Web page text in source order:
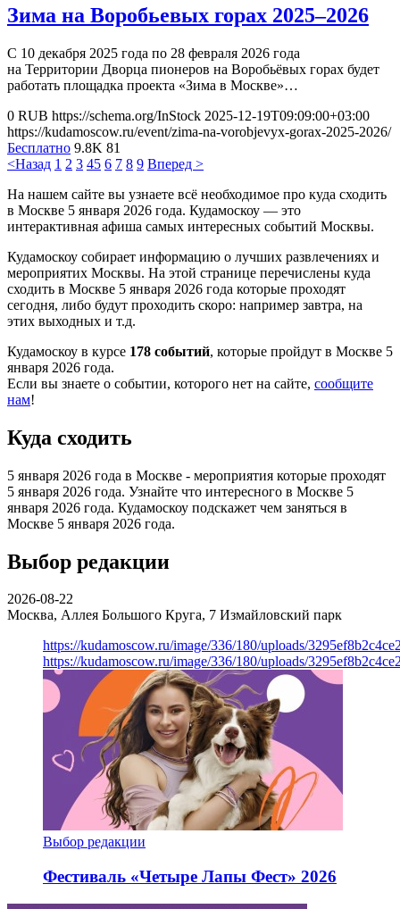
Зима на Воробьевых горах 2025–2026
С 10 декабря 2025 года по 28 февраля 2026 года
на Территории Дворца пионеров на Воробьёвых горах будет
работать площадка проекта «Зима в Москве»…
0 RUB https://schema.org/InStock 2025-12-19T09:09:00+03:00
https://kudamoscow.ru/event/zima-na-vorobjevyx-gorax-2025-2026/
Бесплатно 9.8K 81
<Назад 1 2 3 45 6 7 8 9 Вперед >
На нашем сайте вы узнаете всё необходимое про куда сходить
в Москве 5 января 2026 года. Кудамоскоу — это
интерактивная афиша самых интересных событий Москвы.
Кудамоскоу собирает информацию о лучших развлечениях и
мероприятих Москвы. На этой странице перечислены куда
сходить в Москве 5 января 2026 года которые проходят
сегодня, либо будут проходить скоро: например завтра, на
этих выходных и т.д.
Кудамоскоу в курсе 178 событий, которые пройдут в Москве 5
января 2026 года.
Если вы знаете о событии, которого нет на сайте, сообщите
нам!
Куда сходить
5 января 2026 года в Москве - мероприятия которые проходят
5 января 2026 года. Узнайте что интересного в Москве 5
января 2026 года. Кудамоскоу подскажет чем заняться в
Москве 5 января 2026 года.
Выбор редакции
2026-08-22
Москва, Аллея Большого Круга, 7 Измайловский парк
https://kudamoscow.ru/image/336/180/uploads/
https://kudamoscow.ru/image/336/180/uploads/
Выбор редакции
Фестиваль «Четыре Лапы Фест» 2026